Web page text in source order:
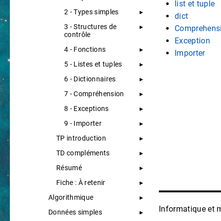
2 - Types simples
3 - Structures de
contrôle
4 - Fonctions
5 - Listes et tuples
6 - Dictionnaires
7 - Compréhension
8 - Exceptions
9 - Importer
TP introduction
TD compléments
Résumé
Fiche : À retenir
Algorithmique
Données simples
list et tuple
dict
Exception
Importer
Informatique et